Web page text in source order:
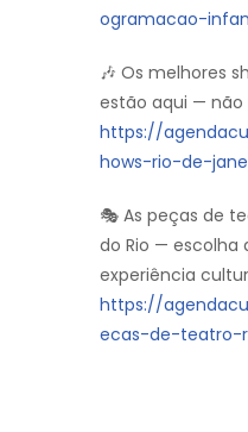
ogramacao-
🎶 Os melhores
estão aqui — não
https://
hows-rio-de-
🎭 As peças de
do Rio — escolha
experiência
https://
ecas-de-teatro-